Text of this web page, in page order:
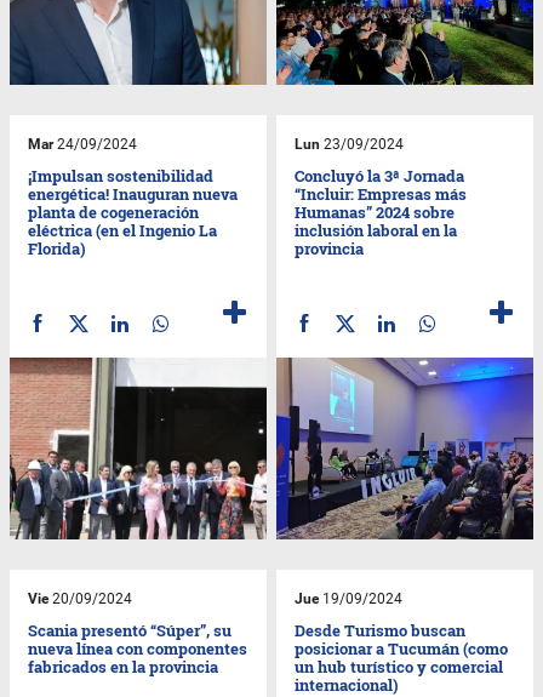
Mar24/09/2024
¡Impulsan sostenibilidad
energética! Inauguran nueva
planta de cogeneración
eléctrica (en el Ingenio La
Florida)
Lun 23/09/2024
Concluyó la 3ª Jornada
“Incluir: Empresas más
Humanas” 2024 sobre
inclusión laboral en la
provincia
Vie20/09/2024
Scania presentó “Súper”, su
nueva línea con componentes
fabricados en la provincia
Jue19/09/2024
Desde Turismo buscan
posicionar a Tucumán (como
un hub turístico y comercial
internacional)